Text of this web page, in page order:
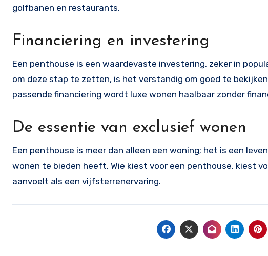
golfbanen en restaurants.
Financiering en investering
Een penthouse is een waardevaste investering, zeker in
om deze stap te zetten, is het verstandig om goed te bekijken
passende financiering wordt luxe wonen haalbaar zonder
De essentie van exclusief wonen
Een penthouse is meer dan alleen een woning; het is een
wonen te bieden heeft. Wie kiest voor een penthouse, kiest
aanvoelt als een vijfsterrenervaring.